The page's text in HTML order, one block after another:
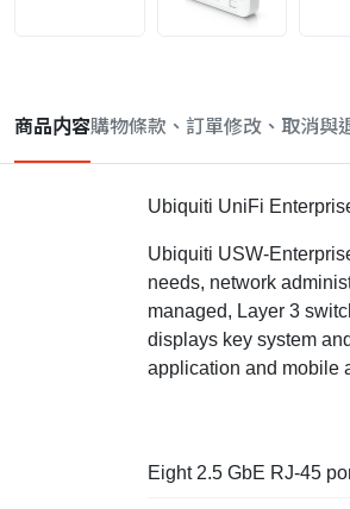
商品内容購物條款、訂單修改、取消與
Ubiquiti UniFi
Ubiquiti USW-
needs, network
managed, Layer 3
displays key system
application and mobile
Eight 2.5 GbE RJ-45